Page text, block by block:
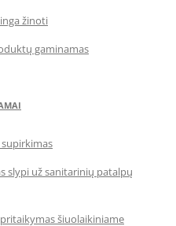
žinoti
gaminamas
slypi už sanitarinių patalpų
šiuolaikiniame